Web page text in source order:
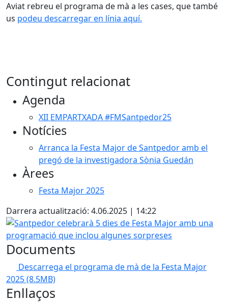
Aviat rebreu el programa de mà a les cases, que també
us podeu descarregar en línia aquí.
Contingut relacionat
Agenda
XII EMPARTXADA #FMSantpedor25
Notícies
Arranca la Festa Major de Santpedor amb el
pregó de la investigadora Sònia Guedán
Àrees
Festa Major 2025
Darrera actualització: 4.06.2025 | 14:22
Santpedor celebrarà 5 dies de Festa Major amb una
Documents
Descarrega el programa de mà de la Festa Major
2025(8.5MB)
Enllaços